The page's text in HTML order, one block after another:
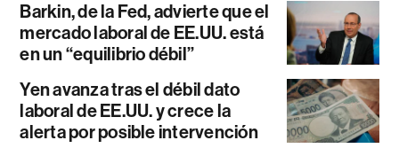
Barkin, de la Fed, advierte que el
mercado laboral de EE.UU. está
en un “equilibrio débil”
Yen avanza tras el débil dato
laboral de EE.UU. y crece la
alerta por posible intervención